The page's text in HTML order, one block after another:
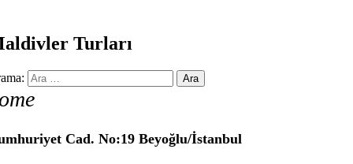
Turları
Cad. No:19 Beyoğlu/İstanbul